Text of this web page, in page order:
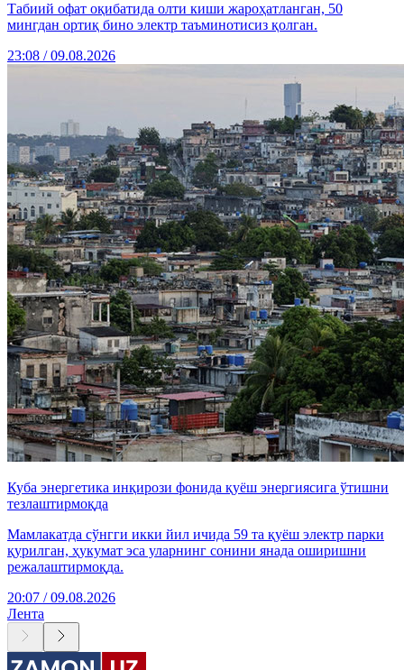
Табиий офат оқибатида олти киши жароҳатланган, 50
мингдан ортиқ бино электр таъминотисиз қолган.
23:08 / 09.08.2026
Куба энергетика инқирози фонида қуёш энергиясига ўтишни
тезлаштирмоқда
Мамлакатда сўнгги икки йил ичида 59 та қуёш электр парки
қурилган, ҳукумат эса уларнинг сонини янада оширишни
режалаштирмоқда.
20:07 / 09.08.2026
Лента